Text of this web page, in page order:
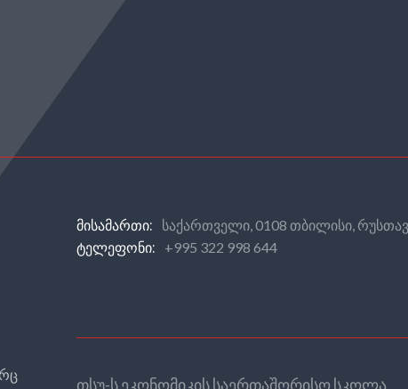
ᲛᲘᲡᲐᲛᲐᲠᲗᲘ:
საქართველი, 0108 თბილისი,
ᲢᲔᲚᲔᲤᲝᲜᲘ:
+995 322 998 644
თსუ-ს ეკონომიკის საერთაშორისო სკოლა